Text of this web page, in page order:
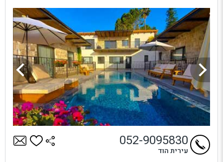
052-9095830
עירית הוד